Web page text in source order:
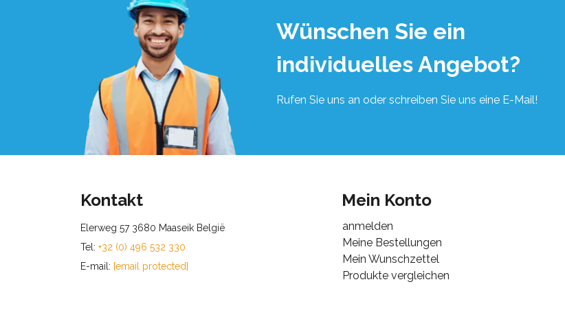
Wünschen Sie ein
individuelles Angebot?
Rufen Sie uns an oder schreiben Sie uns eine E-Mail!
Kontakt
Elerweg 57 3680 Maaseik België
Tel: +32 (0) 496 532 330
E-mail: [email protected]
Mein Konto
anmelden
Meine Bestellungen
Mein Wunschzettel
Produkte vergleichen